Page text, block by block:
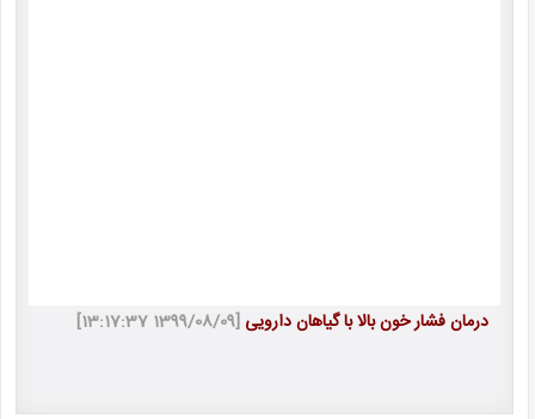
درمان فشار خون بالا با گیاهان دارویی [1399/08/09 13:17:37]